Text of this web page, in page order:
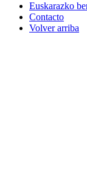
Euskarazko
Contacto
Volver arriba